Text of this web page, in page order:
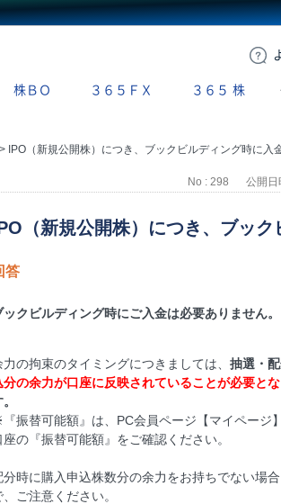
株ＢＯ ３６５ＦＸ ３６５ 株
> IPO（新規公開株）につき、ブックビルディング時に入
No : 298 公開
（新規公開株）につき、ブッ
答
ックビルディング時にご入金は必要ありません。
力の拘束のタイミングにつきましては、 抽選・
分の余力が口座に反映されていることが必要とな
振替可能額』は、PC会員ページ【マイページ
座の『振替可能額』をご確認ください。
分時に購入申込株数分の余力をお持ちでない場
、ご注意ください。